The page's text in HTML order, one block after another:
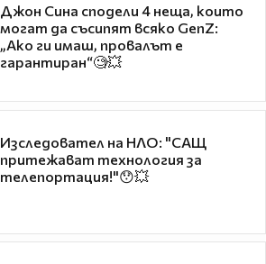
Джон Сина сподели 4 неща, които
могат да съсипят всяко GenZ:
„Ако ги имаш, провалът е
гарантиран“🧐💥
Изследовател на НЛО: "САЩ
притежават технология за
телепортация!"😯💥